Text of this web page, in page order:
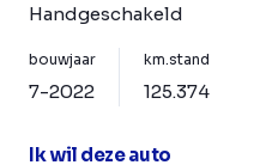
Handgeschakeld
bouwjaar
7-2022
km.stand
125.374
Ik wil deze auto